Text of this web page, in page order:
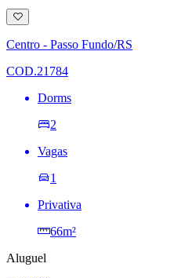
Adicionar
à
lista
de
Centro - Passo Fundo/RS
COD.21784
Dorms
2
Vagas
1
Privativa
66m²
Aluguel